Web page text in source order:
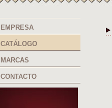
EMPRESA
CATÁLOGO
MARCAS
CONTACTO